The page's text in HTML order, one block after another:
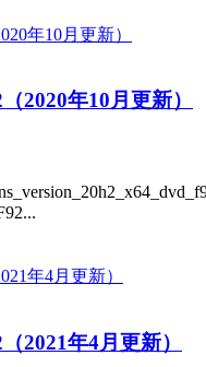
2020年10月更新）
2021年4月更新）